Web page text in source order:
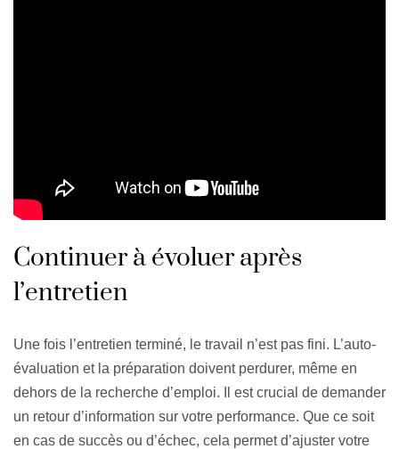
Continuer à évoluer après
l’entretien
Une fois l’entretien terminé, le travail n’est pas fini. L’auto-
évaluation et la préparation doivent perdurer, même en
dehors de la recherche d’emploi. Il est crucial de demander
un retour d’information sur votre performance. Que ce soit
en cas de succès ou d’échec, cela permet d’ajuster votre